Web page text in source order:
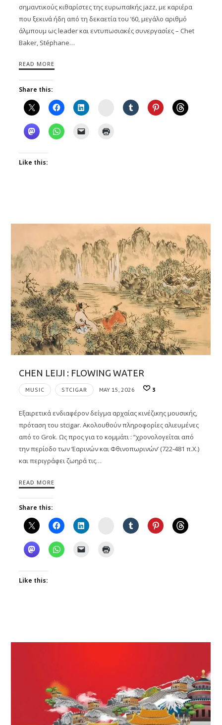
σημαντικούς κιθαρίστες της ευρωπαΪκής jazz, με καριέρα
που ξεκινά ήδη από τη δεκαετία του ’60, μεγάλο αριθμό
άλμπουμ ως leader και εντυπωσιακές συνεργασίες – Chet
Baker, Stéphane…
READ MORE
Share this:
Instagram
Like this:
CHEN LEIJI : FLOWING WATER
MUSIC STCIGAR MAY 15, 2026 3
Εξαιρετικά ενδιαφέρον δείγμα αρχαίας κινέζικης μουσικής,
πρόταση του stcigar. Ακολουθούν πληροφορίες αλιευμένες
από το Grok. Ως προς για το κομμάτι : “χρονολογείται από
την περίοδο των ‘Εαρινών και Φθινοπωρινών’ (722-481 π.Χ.)
και περιγράφει ζωηρά τις…
READ MORE
Share this:
Instagram
Like this: